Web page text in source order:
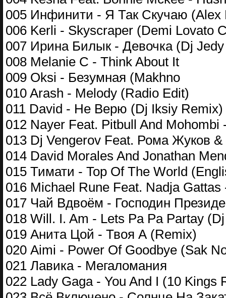
005 Инфинити - Я Так Скучаю (Alex
006 Kerli - Skyscraper (Demi Lovato
007 Ирина Билык - Девочка (Dj
008 Melanie C - Think About It
009 Oksi - Безумная (Makhno
010 Arash - Melody (Radio Edit)
011 David - Не Верю (Dj Iksiy Remix)
012 Nayer Feat. Pitbull And Mohombi
013 Dj Vengerov Feat. Рома Жуков
014 David Morales And Jonathan
015 Тимати - Top Of The World
016 Michael Rune Feat. Nadja
017 Чай Вдвоём - Господин
018 Will. I. Am - Lets Pa Pa Partay
019 Анита Цой - Твоя А (Remix)
020 Aimi - Power Of Goodbye (Sak
021 Лавика - Мегаломания
022 Lady Gaga - You And I (10 Kings